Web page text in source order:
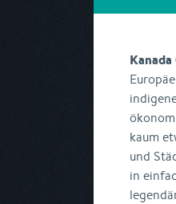
kaum
und
in